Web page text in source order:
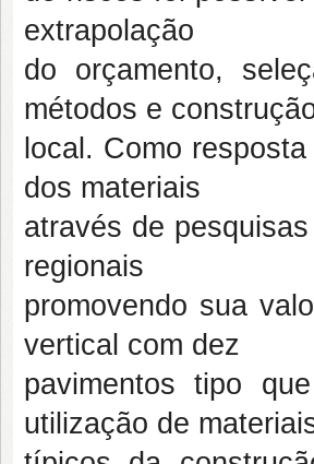
extrapolação
do orçamento,
métodos e
local. Como
dos materiais
através de
regionais
promovendo sua
vertical com dez
pavimentos tipo
utilização de